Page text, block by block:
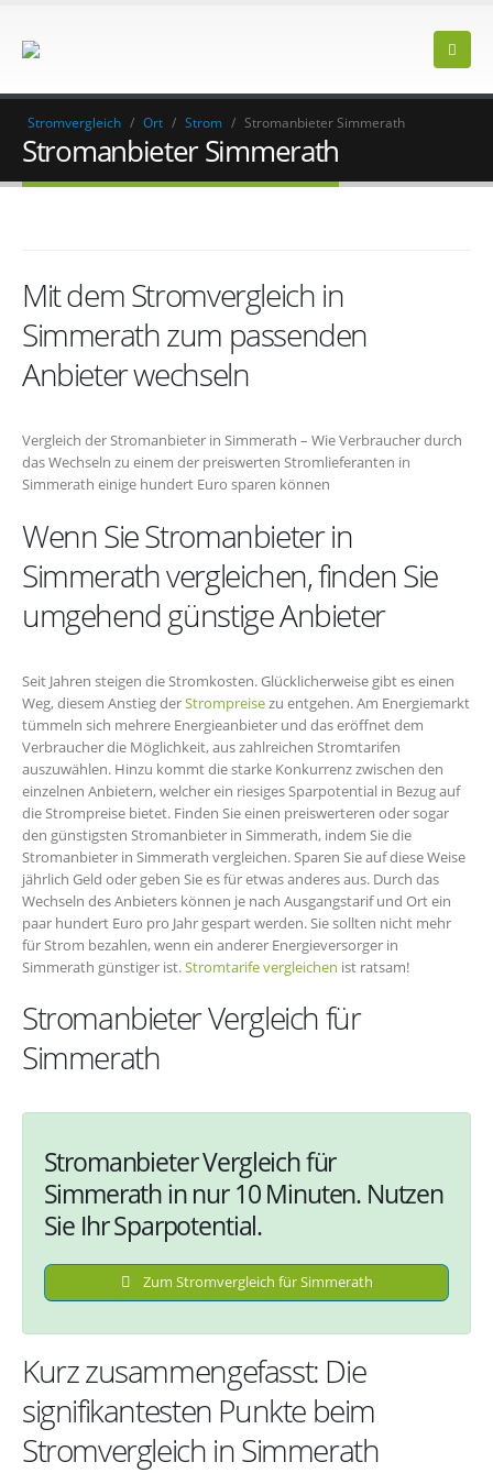
Stromvergleich / Ort / Strom / Stromanbieter Simmerath
Stromanbieter Simmerath
Mit dem Stromvergleich in
Simmerath zum passenden
Anbieter wechseln
Vergleich der Stromanbieter in Simmerath – Wie Verbraucher durch
das Wechseln zu einem der preiswerten Stromlieferanten in
Simmerath einige hundert Euro sparen können
Wenn Sie Stromanbieter in
Simmerath vergleichen, finden Sie
umgehend günstige Anbieter
Seit Jahren steigen die Stromkosten. Glücklicherweise gibt es einen
Weg, diesem Anstieg derStrompreisezu entgehen. Am Energiemarkt
tümmeln sich mehrere Energieanbieter und das eröffnet dem
Verbraucher die Möglichkeit, aus zahlreichen Stromtarifen
auszuwählen. Hinzu kommt die starke Konkurrenz zwischen den
einzelnen Anbietern, welcher ein riesiges Sparpotential in Bezug auf
die Strompreise bietet. Finden Sie einen preiswerteren oder sogar
den günstigsten Stromanbieter in Simmerath, indem Sie die
Stromanbieter in Simmerath vergleichen. Sparen Sie auf diese Weise
jährlich Geld oder geben Sie es für etwas anderes aus. Durch das
Wechseln des Anbieters können je nach Ausgangstarif und Ort ein
paar hundert Euro pro Jahr gespart werden. Sie sollten nicht mehr
für Strom bezahlen, wenn ein anderer Energieversorger in
Simmerath günstiger ist.Stromtarife vergleichen ist ratsam!
Stromanbieter Vergleich für
Simmerath
Stromanbieter Vergleich für
Simmerath in nur 10 Minuten. Nutzen
Sie Ihr Sparpotential.
Zum Stromvergleich für Simmerath
Kurz zusammengefasst: Die
signifikantesten Punkte beim
Stromvergleich in Simmerath